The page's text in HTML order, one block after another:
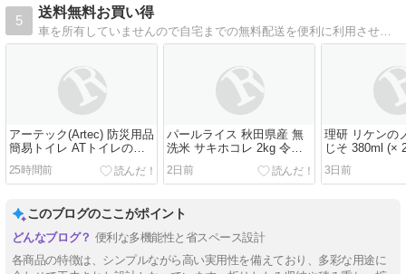
5
送料無料お買い得
車を所有していませんので自宅までの無料配送を便利に利用させてもらっています
アーテック(Artec) 防災用品
簡易トイレ ATトイレの凝
固剤 100個入 35663
25時間前
パールライス 秋田県産 無
洗米 サキホコレ 2kg 令和7
年産 アウトレット
2日前
理研 リケンの
じそ 380ml (×
3日前
このブログのここがポイント
便利な多機能性と省スペース設計
各商品の特徴は、シンプルながら高い実用性を備えており、多彩な用途に